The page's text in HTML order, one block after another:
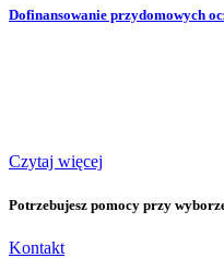
Dofinansowanie przydomowych
Czytaj więcej
Potrzebujesz pomocy przy
Kontakt